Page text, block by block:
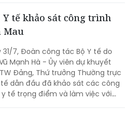
31/7, Đoàn công tác Bộ Y tế do
Mạnh Hà - Ủy viên dự khuyết
Đảng, Thứ trưởng Thường trực
tế dẫn đầu đã khảo sát các công
tế trọng điểm và làm việc với
tỉnh Cà Mau nhằm đánh giá
tháo gỡ khó khăn, định
phát triển hệ thống y tế địa
- Thụy Điển Uông Bí